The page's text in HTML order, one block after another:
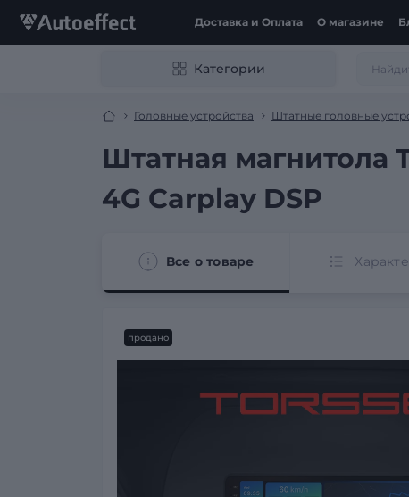
Доставка и Оплата О магазине
Категории
Головные устройства Штатные головные
Штатная магнитола
4G Carplay DSP
Все о товаре
продано